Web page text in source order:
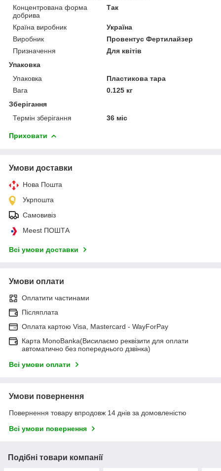
Концентрована форма
добрива
Так
Країна виробник
Україна
Виробник
Провентус Фертилайзер
Призначення
Для квітів
Упаковка
Упаковка
Пластикова тара
Вага
0.125 кг
Зберігання
Термін зберігання
36 міс
Приховати
Умови доставки
Нова Пошта
Укрпошта
Самовивіз
Meest ПОШТА
Всі умови доставки
Умови оплати
Оплатити частинами
Післяплата
Оплата картою Visa, Mastercard - WayForPay
Карта MonoBanka(Висилаємо реквізити для оплати
автоматично без попереднього дзвінка)
Всі умови оплати
Умови повернення
Повернення товару впродовж 14 днів за домовленістю
Всі умови повернення
Подібні товари компанії